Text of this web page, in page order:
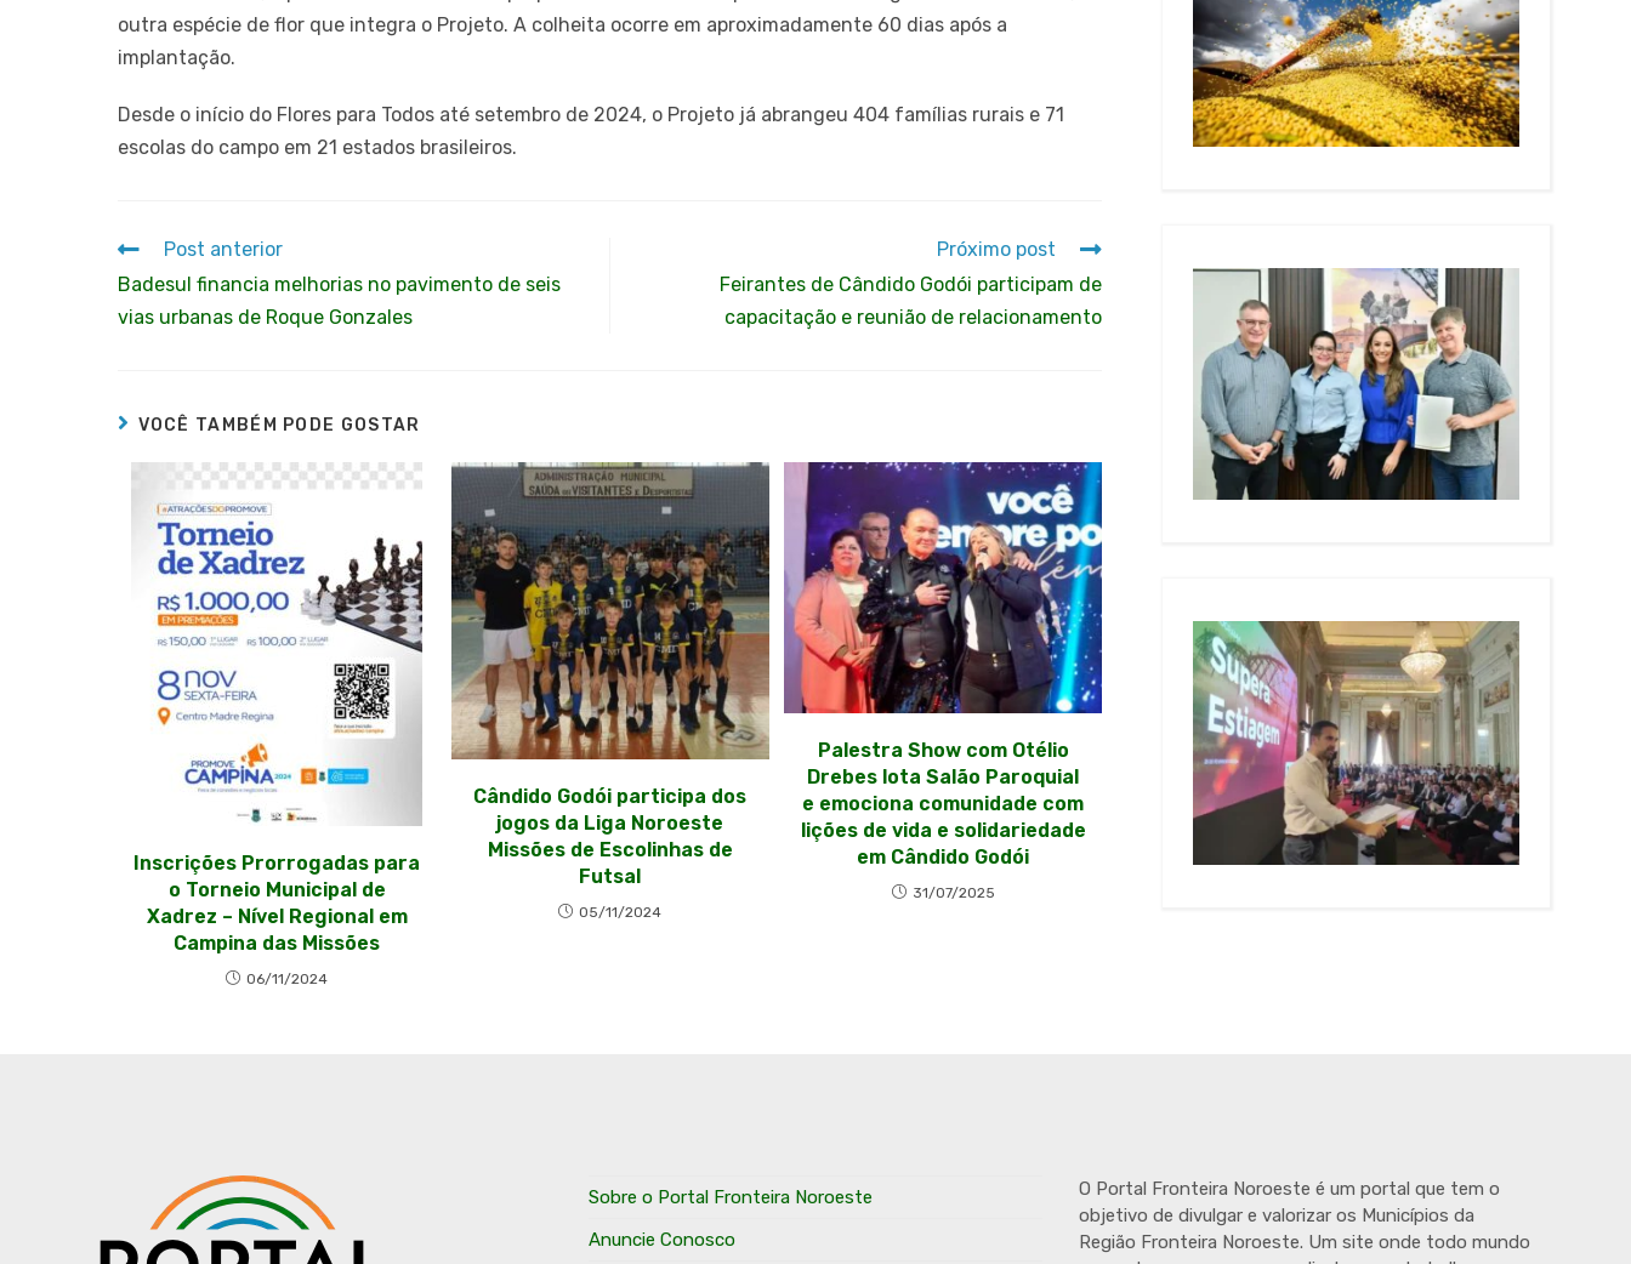
outra espécie de flor que integra o Projeto. A colheita ocorre em aproximadamente 60 dias após a
implantação.
Desde o início do Flores para Todos até setembro de 2024, o Projeto já abrangeu 404 famílias rurais e 71
escolas do campo em 21 estados brasileiros.
Post anterior
Badesul financia melhorias no pavimento de seis
vias urbanas de Roque Gonzales
Próximo post
Feirantes de Cândido Godói participam de
capacitação e reunião de relacionamento
VOCÊ TAMBÉM PODE GOSTAR
Inscrições Prorrogadas para
o Torneio Municipal de
Xadrez – Nível Regional em
Campina das Missões
06/11/2024
Cândido Godói participa dos
jogos da Liga Noroeste
Missões de Escolinhas de
Futsal
05/11/2024
Palestra Show com Otélio
Drebes lota Salão Paroquial
e emociona comunidade com
lições de vida e solidariedade
em Cândido Godói
31/07/2025
Sobre o Portal Fronteira Noroeste
Anuncie Conosco
O Portal Fronteira Noroeste é um portal que tem o
objetivo de divulgar e valorizar os Municípios da
Região Fronteira Noroeste. Um site onde todo mundo